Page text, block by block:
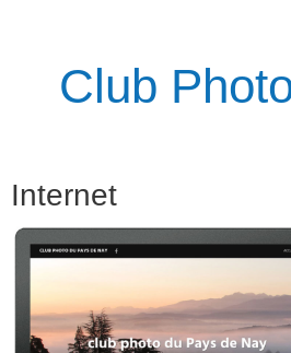
Club
Internet